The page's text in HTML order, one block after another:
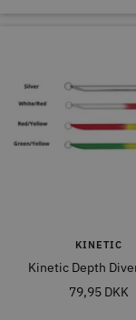
KINETIC
Kinetic Depth
Tilbudspris
79,95 DKK